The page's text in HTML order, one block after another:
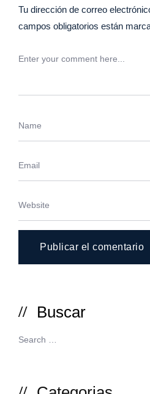
Tu dirección de correo
campos obligatorios están
Buscar